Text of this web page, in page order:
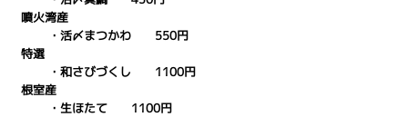
噴火湾産
・活〆まつかわ 550円
特選
・和さびづくし 1100円
根室産
・生ほたて 1100円